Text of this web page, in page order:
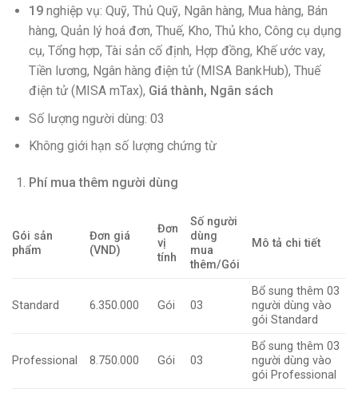
19 nghiệp vụ: Quỹ, Thủ Quỹ, Ngân hàng, Mua hàng, Bán
hàng, Quản lý hoá đơn, Thuế, Kho, Thủ kho, Công cụ dụng
cụ, Tổng hợp, Tài sản cố định, Hợp đồng, Khế ước vay,
Tiền lương, Ngân hàng điện tử (MISA BankHub), Thuế
điện tử (MISA mTax), Giá thành, Ngân sách
Số lượng người dùng: 03
Không giới hạn số lượng chứng từ
Phí mua thêm người dùng
Gói sản
phẩm
Đơn giá
(VN D)
Đơn
vị
tính
Số người
dùng
mua
thêm/Gói
Mô tả chi tiết
Standard 6.350.000 Gói 03
Bổ sung thêm 03
người dùng vào
gói Standard
Professional 8.750.000 Gói 03
Bổ sung thêm 03
người dùng vào
gói Professional